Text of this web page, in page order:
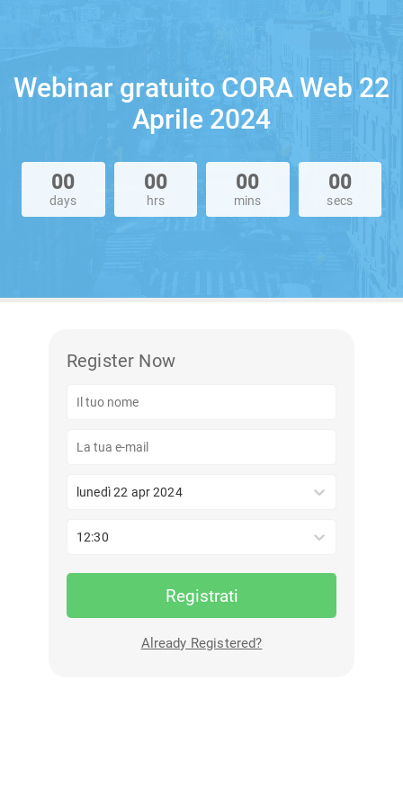
Webinar gratuito CORA Web 22
Aprile 2024
00
days
00
hrs
00
mins
00
secs
Register Now
lunedì 22 apr 2024
12:30
Registrati
Already Registered?